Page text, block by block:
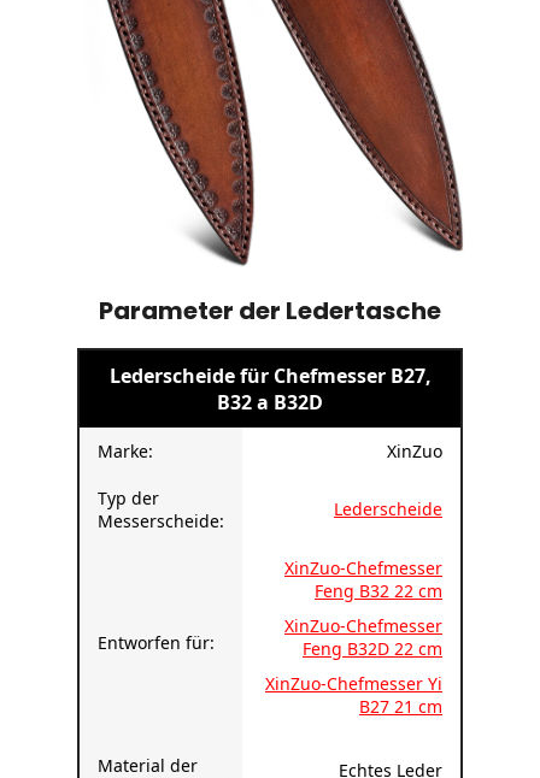
Parameter der Ledertasche
Lederscheide für Chefmesser B27,
B32 a B32D
Marke: XinZuo
Typ der
Messerscheide:
Lederscheide
Entworfen für:
XinZuo-Chefmesser
Feng B32 22 cm
XinZuo-Chefmesser
Feng B32D 22 cm
XinZuo-Chefmesser Yi
B27 21 cm
Material der
Echtes Leder